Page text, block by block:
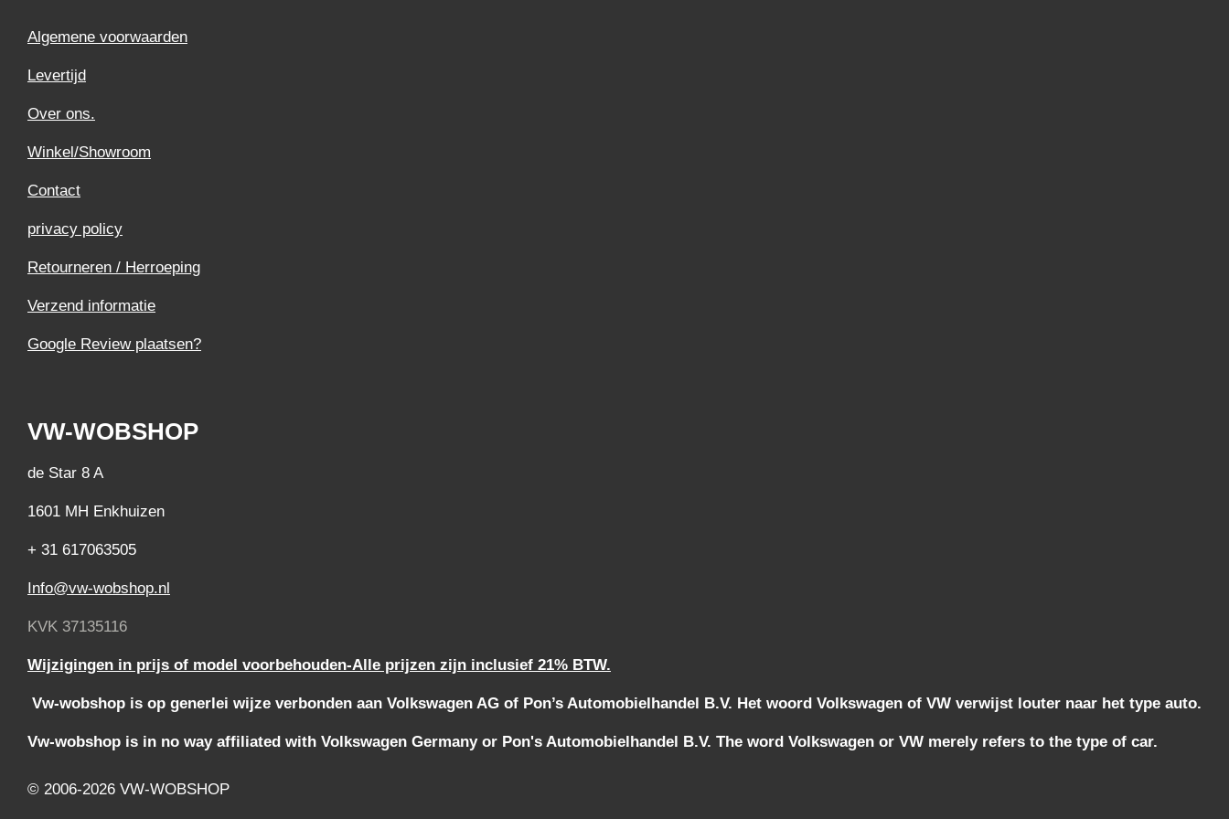
Algemene voorwaarden
Levertijd
Over ons.
Winkel/Showroom
Contact
privacy policy
Retourneren / Herroeping
Verzend informatie
Google Review plaatsen?
VW-WOBSHOP
de Star 8 A
1601 MH Enkhuizen
+ 31 617063505
Info@vw-wobshop.nl
KVK 37135116
Wijzigingen in prijs of model voorbehouden-Alle prijzen zijn inclusief 21% BTW.
Vw-wobshop is op generlei wijze verbonden aan Volkswagen AG of Pon’s Automobielhandel B.V. Het woord Volkswagen of VW verwijst louter naar het type auto.
Vw-wobshop is in no way affiliated with Volkswagen Germany or Pon's Automobielhandel B.V. The word Volkswagen or VW merely refers to the type of car.
© 2006-2026 VW-WOBSHOP